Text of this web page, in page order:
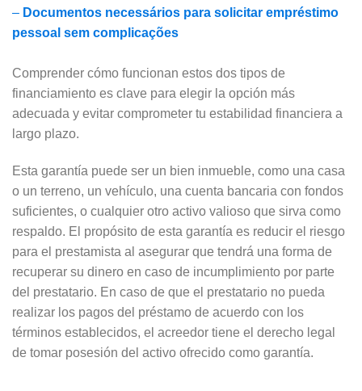
– Documentos necessários para solicitar empréstimo
pessoal sem complicações
Comprender cómo funcionan estos dos tipos de
financiamiento es clave para elegir la opción más
adecuada y evitar comprometer tu estabilidad financiera a
largo plazo.
Esta garantía puede ser un bien inmueble, como una casa
o un terreno, un vehículo, una cuenta bancaria con fondos
suficientes, o cualquier otro activo valioso que sirva como
respaldo. El propósito de esta garantía es reducir el riesgo
para el prestamista al asegurar que tendrá una forma de
recuperar su dinero en caso de incumplimiento por parte
del prestatario. En caso de que el prestatario no pueda
realizar los pagos del préstamo de acuerdo con los
términos establecidos, el acreedor tiene el derecho legal
de tomar posesión del activo ofrecido como garantía.